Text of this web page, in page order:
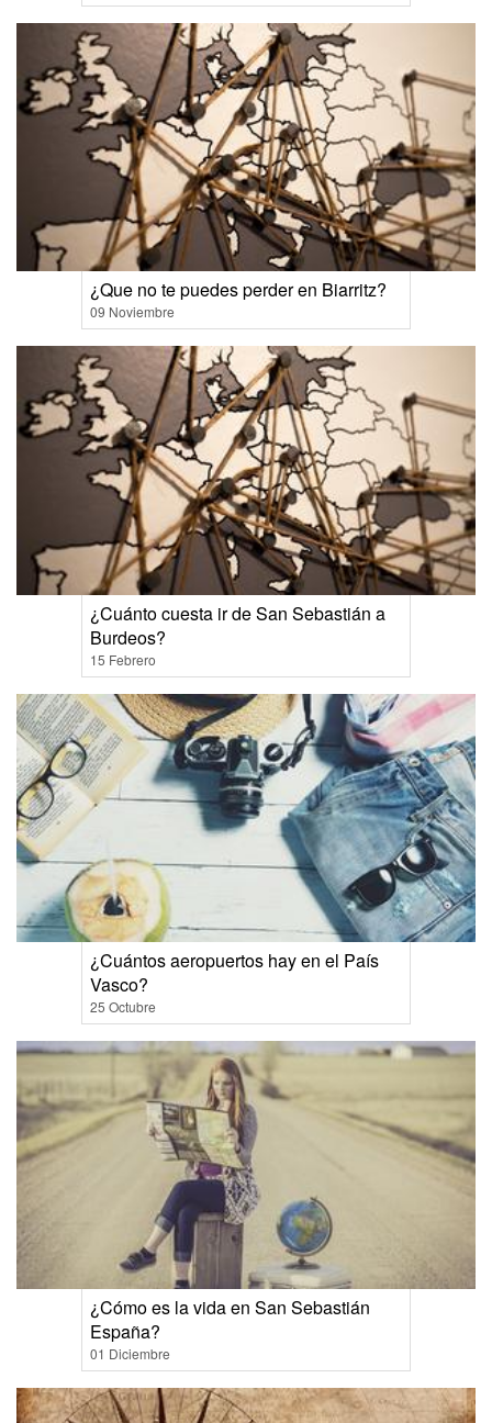
¿Que no te puedes perder en Biarritz?
09 Noviembre
¿Cuánto cuesta ir de San Sebastián a
Burdeos?
15 Febrero
¿Cuántos aeropuertos hay en el País
Vasco?
25 Octubre
¿Cómo es la vida en San Sebastián
España?
01 Diciembre